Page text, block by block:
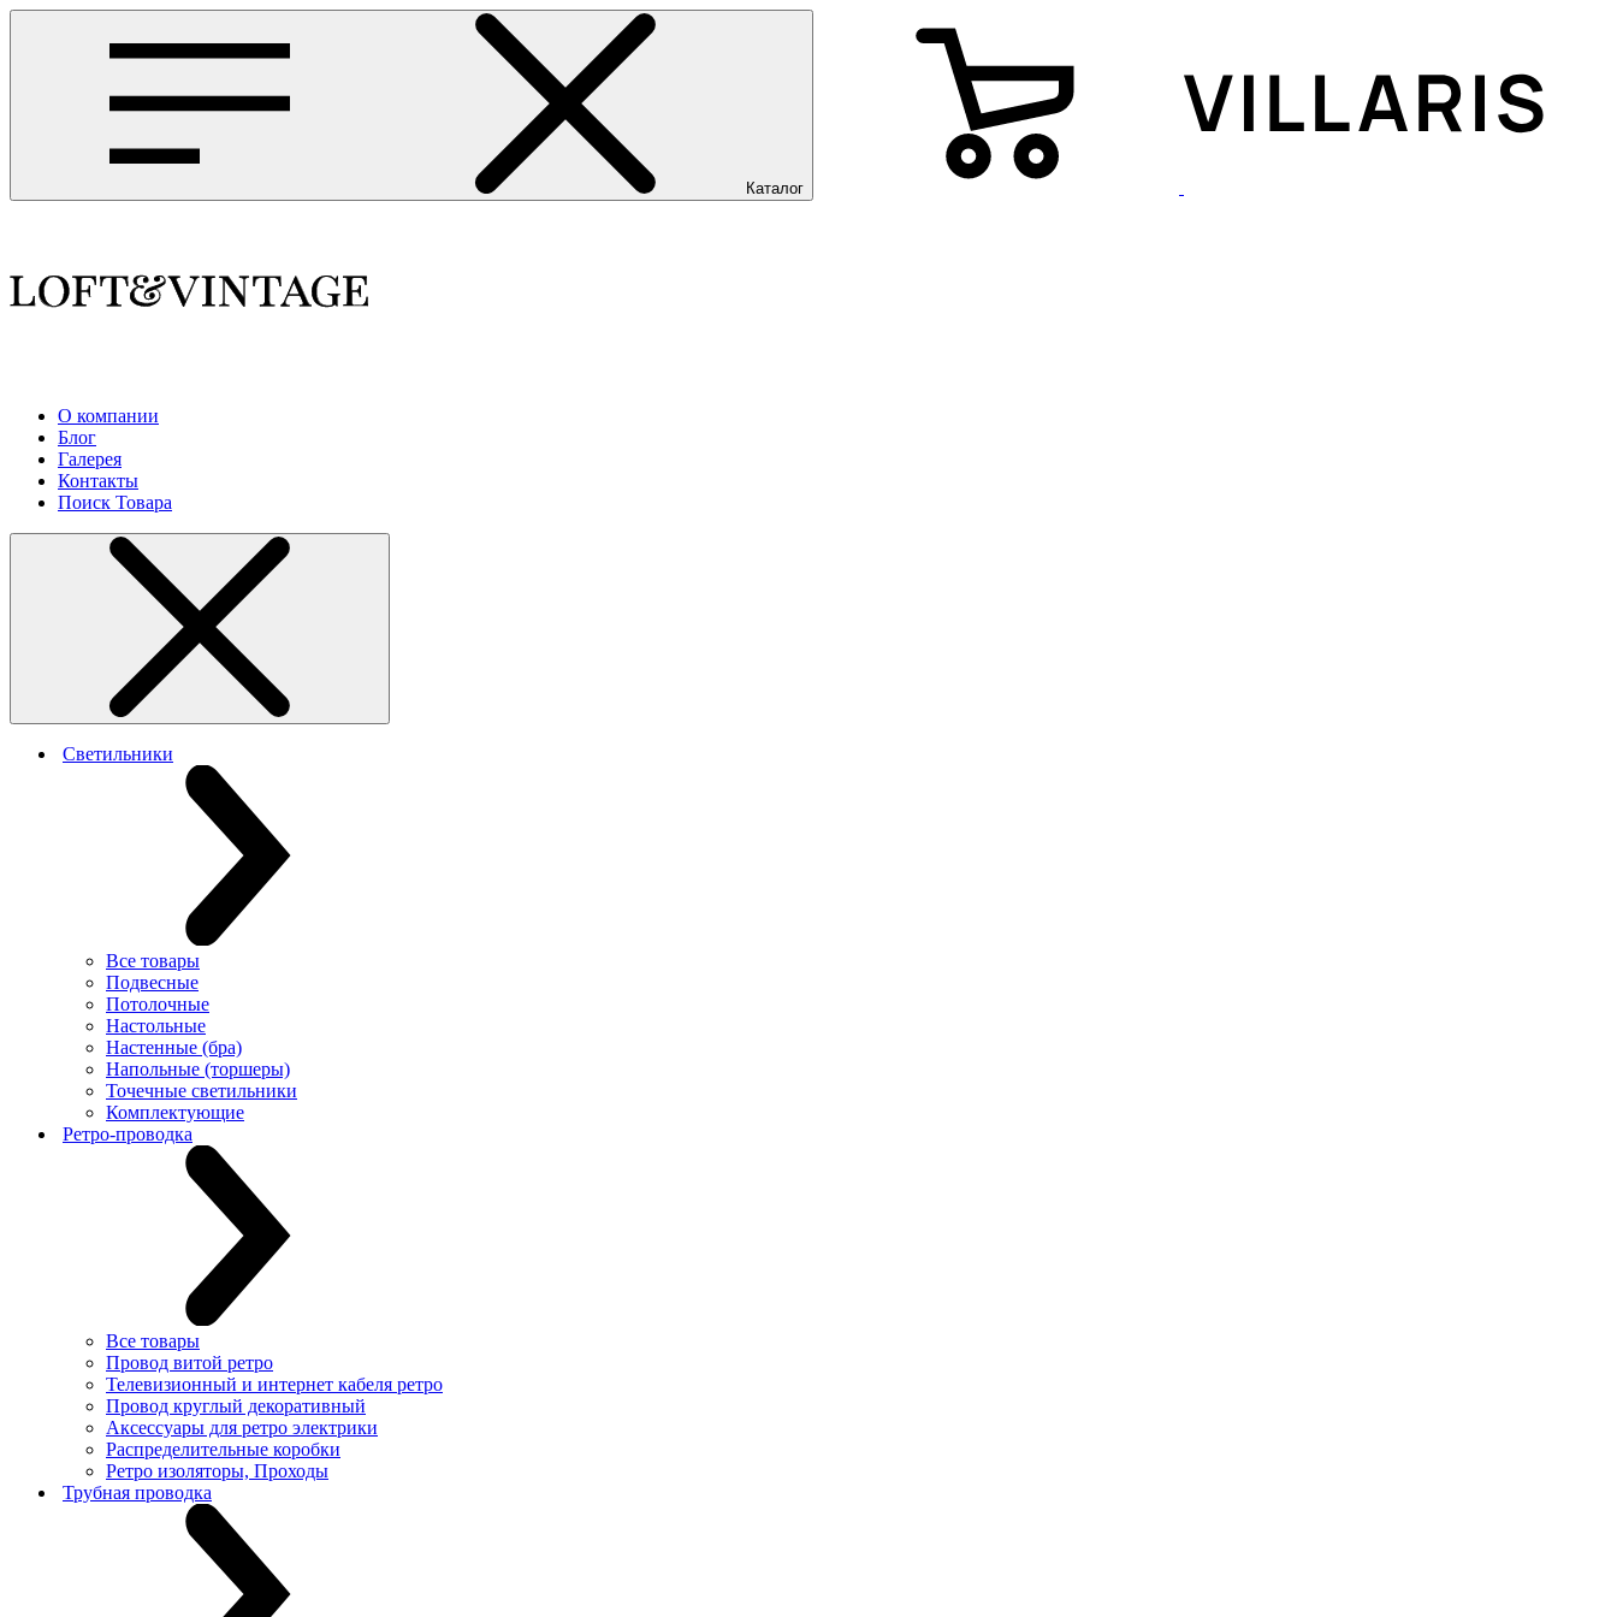
Каталог
О компании
Блог
Галерея
Контакты
Поиск Товара
Светильники
Все товары
Подвесные
Потолочные
Настольные
Настенные (бра)
Напольные (торшеры)
Точечные светильники
Комплектующие
Ретро-проводка
Все товары
Провод витой ретро
Телевизионный и интернет кабеля ретро
Провод круглый декоративный
Аксессуары для ретро электрики
Распределительные коробки
Ретро изоляторы, Проходы
Трубная проводка